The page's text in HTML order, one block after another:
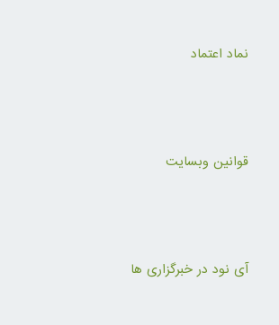
نماد اعتماد
قوانین وبسایت
آی نود در خبرگزاری ها